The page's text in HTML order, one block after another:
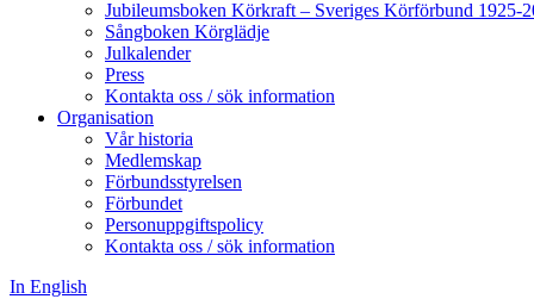
Jubileumsboken Körkraft – Sveriges Körförbund 1925-
Sångboken Körglädje
Julkalender
Press
Kontakta oss / sök information
Organisation
Vår historia
Medlemskap
Förbundsstyrelsen
Förbundet
Personuppgiftspolicy
Kontakta oss / sök information
In English